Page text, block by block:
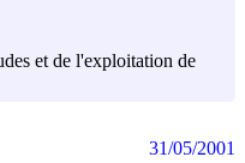
et de l'exploitation de
31/05/2001